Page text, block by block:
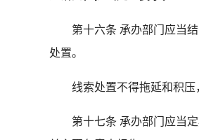
第十六条 承办部门应当结
处置。
线索处置不得拖延和积压
第十七条 承办部门应当定